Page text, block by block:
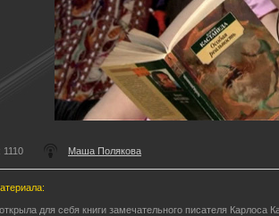
: 1110 Маша Полякова
:
для себя книги замечательного писателя Карлоса